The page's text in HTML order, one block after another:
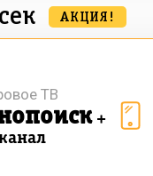
АКЦИЯ!
+
ТВ